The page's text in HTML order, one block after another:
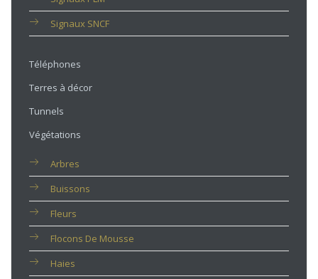
Signaux SNCF
Téléphones
Terres à décor
Tunnels
Végétations
Arbres
Buissons
Fleurs
Flocons De Mousse
Haies